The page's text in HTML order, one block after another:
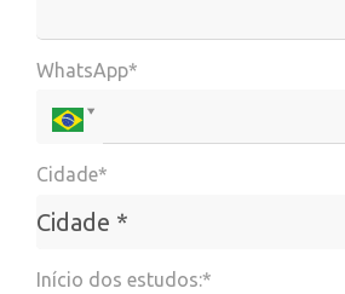
WhatsApp*
Cidade*
Cidade *
Cidade*
Início dos estudos:*